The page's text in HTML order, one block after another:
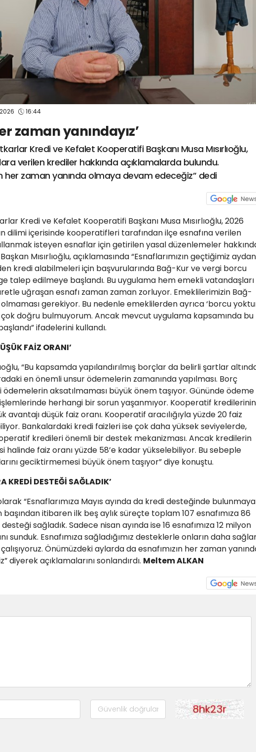
16:44
zaman yanındayız’
Kredi ve Kefalet Kooperatifi Başkanı Musa Mısırlıoğlu,
verilen krediler hakkında açıklamalarda bulundu.
her zaman yanında olmaya devam edeceğiz” dedi
Kredi ve Kefalet Kooperatifi Başkanı Musa Mısırlıoğlu, 2026
dilimi içerisinde kooperatifleri tarafından ilçe esnafına verilen
isteyen esnaflar için getirilen yasal düzenlemeler
Mısırlıoğlu, açıklamasında “Esnaflarımızın geçtiğimiz aydan
kredi alabilmeleri için başvurularında Bağ-Kur ve vergi borcu
talep edilmeye başlandı. Bu uygulama hem emekli vatandaşları
uğraşan esnafı zaman zaman zorluyor. Emeklilerimizin Bağ-
gerekiyor. Bu nedenle emeklilerden ayrıca ‘borcu
doğru bulmuyorum. Ancak mevcut uygulama kapsamında bu
ifadelerini kullandı.
FAİZ ORANI’
“Bu kapsamda yapılandırılmış borçlar da belirli şartlar
en önemli unsur ödemelerin zamanında yapılması. Borç
ödemelerin aksatılmaması büyük önem taşıyor. Gününde ödeme
herhangi bir sorun yaşanmıyor. Kooperatif kredilerinin
avantajı düşük faiz oranı. Kooperatif aracılığıyla yüzde 20 faiz
Bankalardaki kredi faizleri ise çok daha yüksek seviyelerde,
kredileri önemli bir destek mekanizması. Ancak kredilerin
halinde faiz oranı yüzde 58’e kadar yükselebiliyor. Bu sebeple
geciktirmemesi büyük önem taşıyor” diye konuştu.
KREDİ DESTEĞİ SAĞLADIK’
“Esnaflarımıza Mayıs ayında da kredi desteğinde bulunmaya
başından itibaren ilk beş aylık süreçte toplam 107 esnafımıza 86
sağladık. Sadece nisan ayında ise 16 esnafımıza 12 milyon
sunduk. Esnafımıza sağladığımız desteklerle onların daha
Önümüzdeki aylarda da esnafımızın her zaman
açıklamalarını sonlandırdı. Meltem ALKAN